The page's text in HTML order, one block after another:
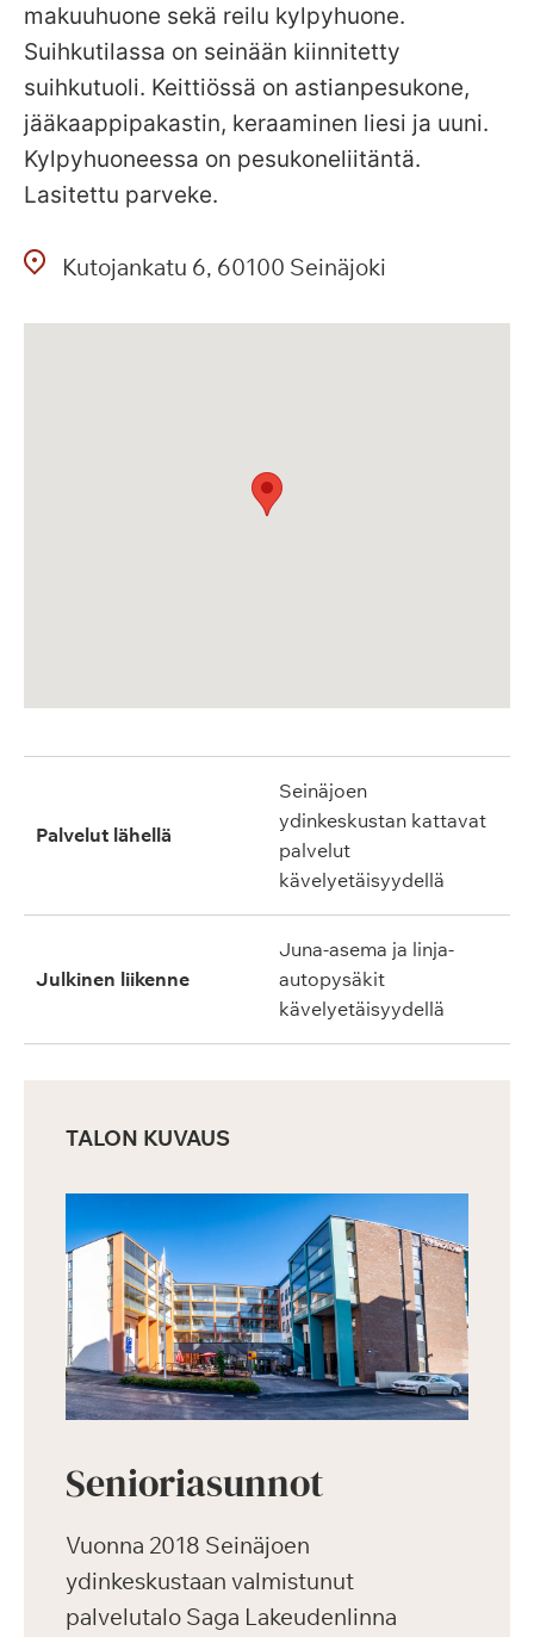
makuuhuone sekä reilu kylpyhuone.
Suihkutilassa on seinään kiinnitetty
suihkutuoli. Keittiössä on astianpesukone,
jääkaappipakastin, keraaminen liesi ja uuni.
Kylpyhuoneessa on pesukoneliitäntä.
Lasitettu parveke.
Kutojankatu 6 60100 Seinäjoki
Palvelut lähellä
Seinäjoen
ydinkeskustan kattavat
palvelut
kävelyetäisyydellä
Julkinen liikenne
Juna-asema ja linja-
autopysäkit
kävelyetäisyydellä
TALON KUVAUS
Senioriasunnot
Vuonna 2018 Seinäjoen
ydinkeskustaan valmistunut
palvelutalo Saga Lakeudenlinna